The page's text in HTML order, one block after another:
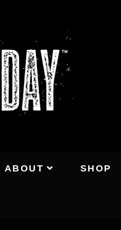
ABOUT SHOP